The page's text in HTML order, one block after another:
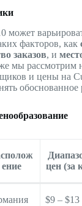
может
факторов, как
заказов, и
мы рассмотрим
и цены на
обоснованное
ение
цен (за
$9 – $13